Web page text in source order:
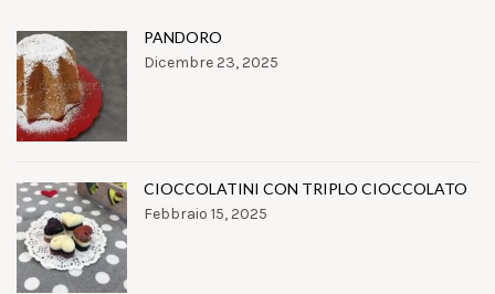
PANDORO
Dicembre 23, 2025
CIOCCOLATINI CON TRIPLO CIOCCOLATO
Febbraio 15, 2025